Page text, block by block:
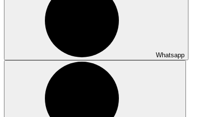
Whatsapp